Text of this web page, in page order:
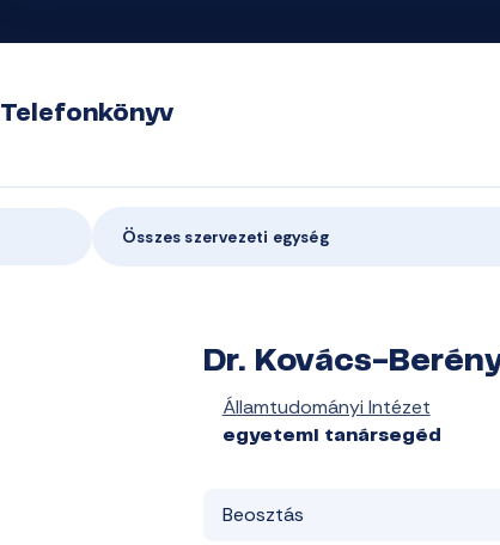
Telefonkönyv
Összes szervezeti egység
Dr. Kovács-
Államtudományi Intézet
egyetemi tanársegéd
Beosztás